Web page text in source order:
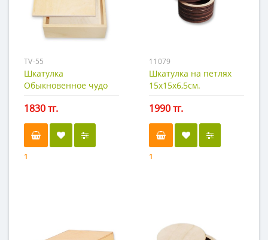
TV-55
Шкатулка
Обыкновенное чудо
1830 тг.
1
11079
Шкатулка на петлях
15х15х6,5см.
1990 тг.
1